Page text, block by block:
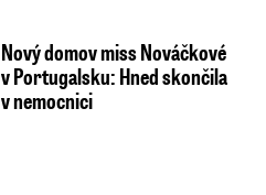
Nový domov miss Nováčkové
v Portugalsku: Hned skončila
v nemocnici